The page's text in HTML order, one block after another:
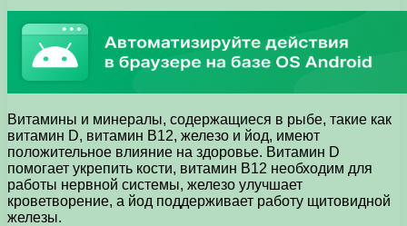
Витамины и минералы, содержащиеся в рыбе, такие как
витамин D, витамин B12, железо и йод, имеют
положительное влияние на здоровье. Витамин D
помогает укрепить кости, витамин B12 необходим для
работы нервной системы, железо улучшает
кроветворение, а йод поддерживает работу щитовидной
железы.